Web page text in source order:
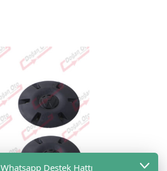
Whatsapp Destek Hattı